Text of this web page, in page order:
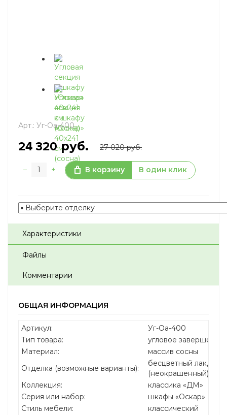
Арт.: Уг-Оа-400
24 320руб. 27 020 руб.
– + В корзину В один клик
Характеристики
Файлы
Комментарии
ОБЩАЯ ИНФОРМАЦИЯ
Артикул:
Уг-Оа-400
Тип товара:
угловое
Материал:
массив сосны
Отделка (возможные варианты):
бесцветный лак, без
(неокрашенный)
Коллекция:
классика «ДМ»
Серия или набор:
шкафы «Оскар»
Стиль мебели:
классический